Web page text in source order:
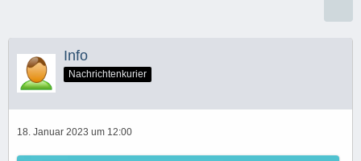
Info
Nachrichtenkurier
18. Januar 2023 um 12:00